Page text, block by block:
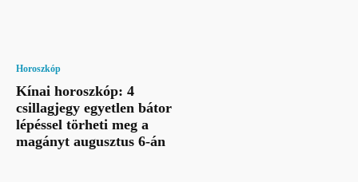
Horoszkóp
Kínai horoszkóp: 4
csillagjegy egyetlen bátor
lépéssel törheti meg a
magányt augusztus 6-án